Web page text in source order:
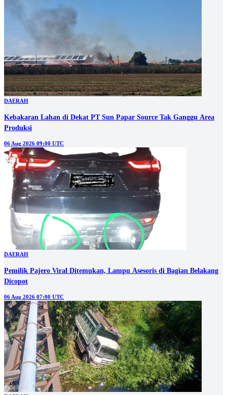
DAERAH
Kebakaran Lahan di Dekat PT Sun Papar Source Tak Ganggu Area
Produksi
06 Aug 2026 09:00 UTC
DAERAH
Pemilik Pajero Viral Ditemukan, Lampu Asesoris di Bagian Belakang
Dicopot
06 Aug 2026 07:00 UTC